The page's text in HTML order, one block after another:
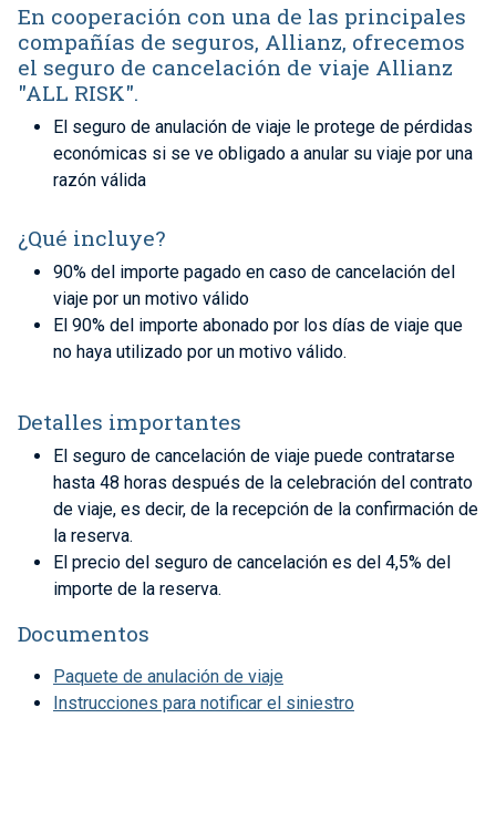
En cooperación con una de las principales
compañías de seguros, Allianz, ofrecemos
el seguro de cancelación de viaje Allianz
"ALL RISK".
El seguro de anulación de viaje le protege de pérdidas
económicas si se ve obligado a anular su viaje por una
razón válida
¿Qué incluye?
90% del importe pagado en caso de cancelación del
viaje por un motivo válido
El 90% del importe abonado por los días de viaje que
no haya utilizado por un motivo válido.
Detalles importantes
El seguro de cancelación de viaje puede contratarse
hasta 48 horas después de la celebración del contrato
de viaje, es decir, de la recepción de la confirmación de
la reserva.
El precio del seguro de cancelación es del 4,5% del
importe de la reserva.
Documentos
Paquete de anulación de viaje
Instrucciones para notificar el siniestro